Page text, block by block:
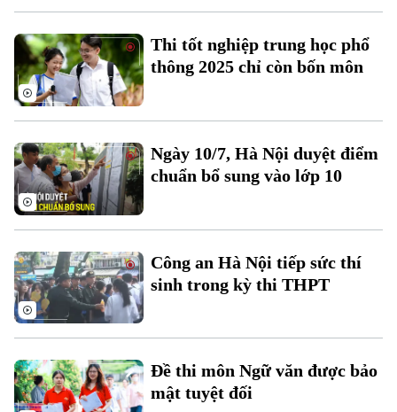
Tòa soạn
0865.116.699 (hotline)
Tòa soạn
0865.116.699
Thi tốt nghiệp trung học phổ
thông 2025 chỉ còn bốn môn
Ngày 10/7, Hà Nội duyệt điểm
chuẩn bổ sung vào lớp 10
Công an Hà Nội tiếp sức thí
sinh trong kỳ thi THPT
Đề thi môn Ngữ văn được bảo
mật tuyệt đối